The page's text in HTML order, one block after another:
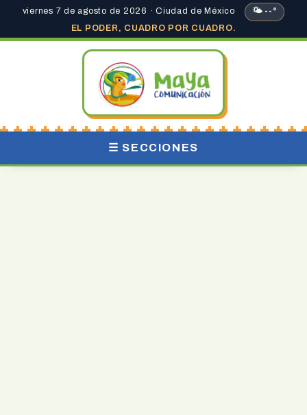
viernes 7 de agosto de 2026 · Ciudad de México
🌤 --°
EL PODER, CUADRO POR CUADRO.
☰ SECCIONES